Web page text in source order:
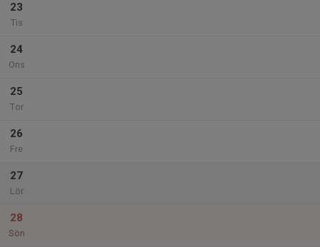
23
Tis
24
Ons
25
Tor
26
Fre
27
Lör
28
Sön